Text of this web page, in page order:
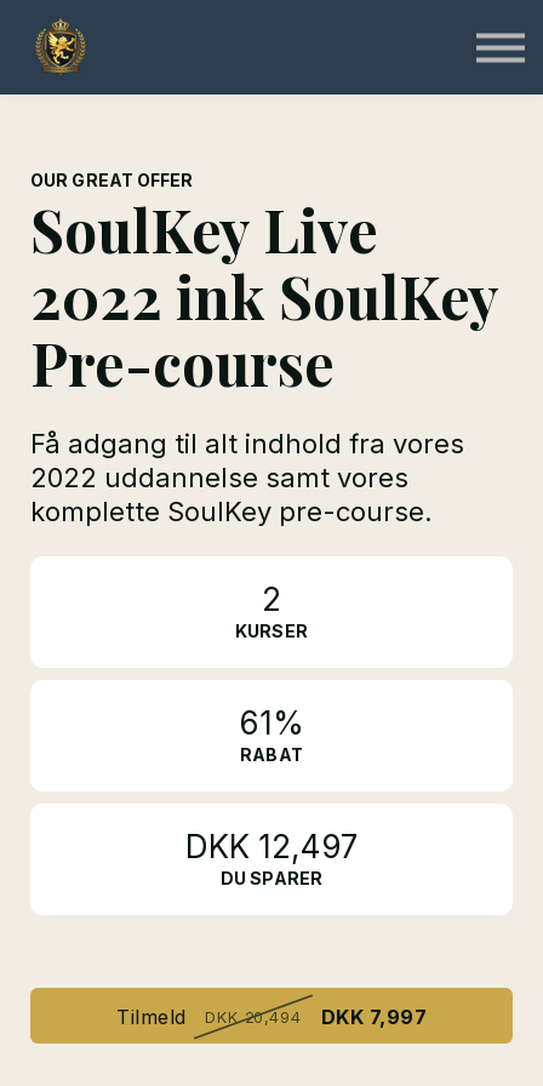
OUR GREAT OFFER
SoulKey Live
2022 ink SoulKey
Pre-course
Få adgang til alt indhold fra vores
2022 uddannelse samt vores
komplette SoulKey pre-course.
2
KURSER
61%
RABAT
DKK 12,497
DU SPARER
Tilmeld DKK 20,494 DKK 7,997